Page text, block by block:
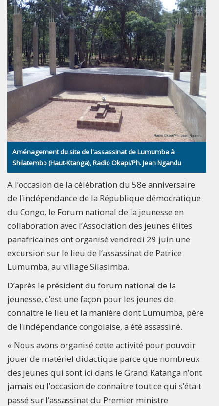
Aménagement du site de l'assassinat de Lumumba à
Shilatembo (Haut-Ktanga), Radio Okapi/Ph. Jean Ngandu
A l’occasion de la célébration du 58e anniversaire
de l’indépendance de la République démocratique
du Congo, le Forum national de la jeunesse en
collaboration avec l’Association des jeunes élites
panafricaines ont organisé vendredi 29 juin une
excursion sur le lieu de l’assassinat de Patrice
Lumumba, au village Silasimba.
D’après le président du forum national de la
jeunesse, c’est une façon pour les jeunes de
connaitre le lieu et la manière dont Lumumba, père
de l’indépendance congolaise, a été assassiné.
« Nous avons organisé cette activité pour pouvoir
jouer de matériel didactique parce que nombreux
des jeunes qui sont ici dans le Grand Katanga n’ont
jamais eu l’occasion de connaitre tout ce qui s’était
passé sur l’assassinat du Premier ministre